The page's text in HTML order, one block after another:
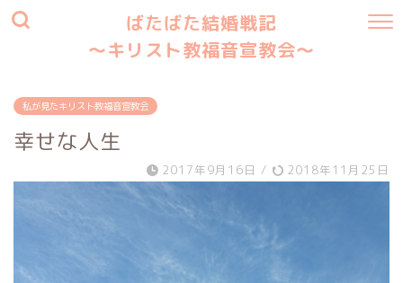
ばたばた結婚戦記
〜キリスト教福音宣教会〜
私が見たキリスト教福音宣教会
幸せな人生
2017年9月16日 / 2018年11月25日